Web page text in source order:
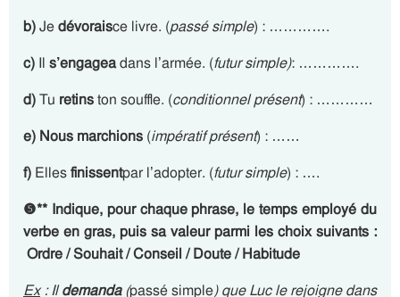
b)Jedévoraisce livre. (passé simple) : ………….
c) Il s’engageadans l’armée. (futur simple): ………….
d)Tu retinston souffle. (conditionnel présent) : …………
e) Nous marchions (impératif présent) : ……
f) Ellesfinissentpar l’adopter. (futur simple) : ….
❺** Indique, pour chaque phrase, le temps employé du
verbe en gras, puis sa valeur parmi les choix suivants :
Ordre / Souhait / Conseil / Doute / Habitude
Ex: Ildemanda(passé simple) que Luc le rejoigne dans